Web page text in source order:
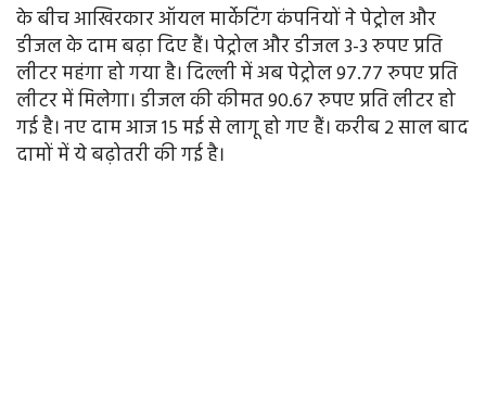
के बीच आखिरकार ऑयल मार्केटिंग कंपनियों ने पेट्रोल और
डीजल के दाम बढ़ा दिए हैं। पेट्रोल और डीजल 3-3 रुपए प्रति
लीटर महंगा हो गया है। दिल्ली में अब पेट्रोल 97.77 रुपए प्रति
लीटर में मिलेगा। डीजल की कीमत 90.67 रुपए प्रति लीटर हो
गई है। नए दाम आज 15 मई से लागू हो गए हैं। करीब 2 साल बाद
दामों में ये बढ़ोतरी की गई है।